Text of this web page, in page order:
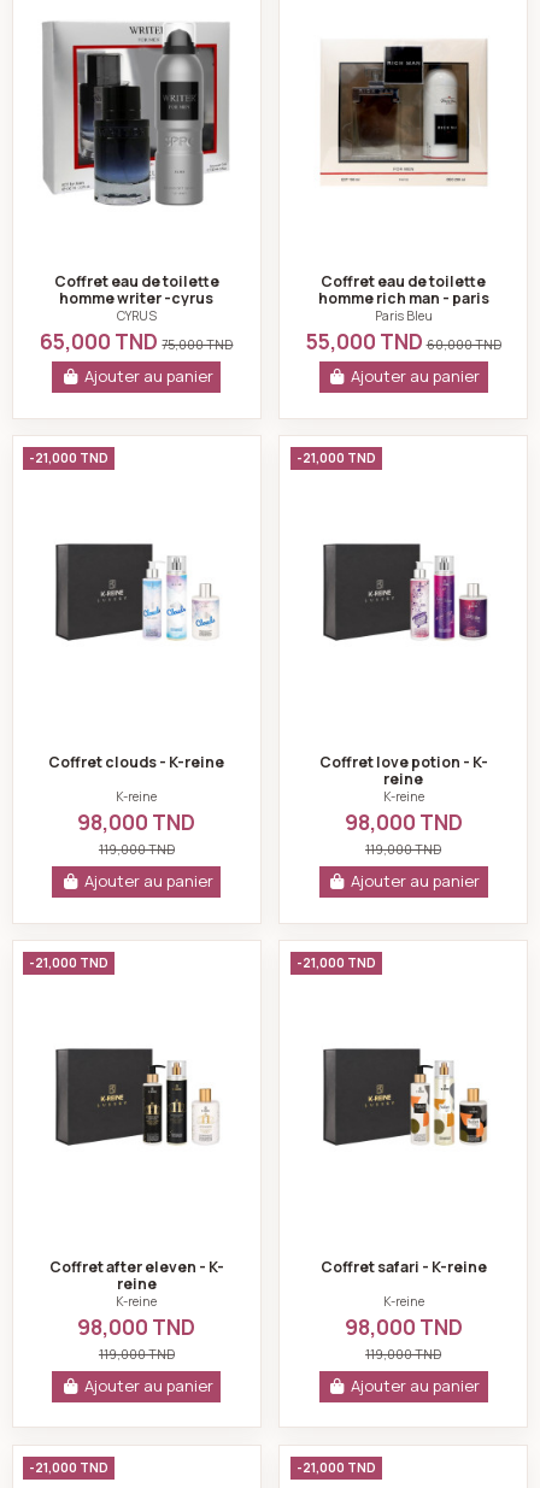
Coffret eau de toilette
homme writer -cyrus
CYRUS
65,000 TND75,000 TND
Ajouter au panier
Coffret eau de toilette
homme rich man - paris
bleu
Paris Bleu
55,000 TND60,000 TND
Ajouter au panier
Coffret clouds - K-reine
-21,000 TND
Coffret clouds - K-reine
K-reine
98,000 TND
119,000 TND
Ajouter au panier
-21,000 TND
Coffret love potion - K-
reine
K-reine
98,000 TND
119,000 TND
Ajouter au panier
Coffret after eleven - K-reine
-21,000 TND
Coffret after eleven - K-
reine
K-reine
98,000 TND
119,000 TND
Ajouter au panier
-21,000 TND
Coffret safari - K-reine
K-reine
98,000 TND
119,000 TND
Ajouter au panier
Coffret venizia - K-reine
-21,000 TND -21,000 TND